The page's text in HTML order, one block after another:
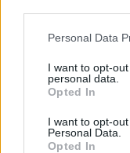
Personal Data
I want to opt-
personal data.
Opted In
I want to opt-
Personal Data.
Opted In